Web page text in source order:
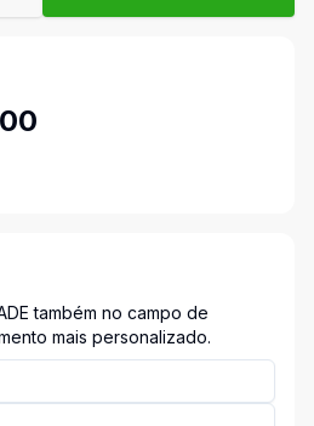
também no campo de
mais personalizado.